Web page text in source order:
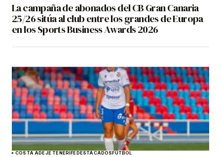
La campaña de abonados del CB Gran Canaria
25/26 sitúa al club entre los grandes de Europa
en los Sports Business Awards 2026
COSTA ADEJE TENERIFEDESTACADOSFÚTBOL